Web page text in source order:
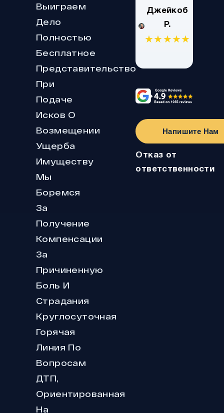
Выиграем
Дело
Полностью
Бесплатное
Представительство
При
Подаче
Исков О
Возмещении
Ущерба
Имуществу
Мы
Боремся
За
Получение
Компенсации
За
Причиненную
Боль И
Страдания
Круглосуточная
Горячая
Линия По
Вопросам
ДТП,
Ориентированная
На
Джейкоб
Р.
★★★★★
Напишите Нам
Отказ от
ответственности